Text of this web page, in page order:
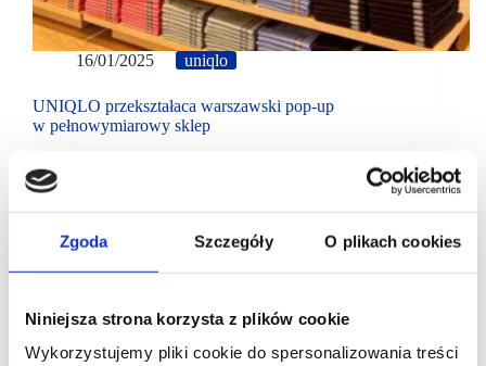
Zgoda Szczegóły O plikach cookies
Niniejsza strona korzysta z plików cookie
Wykorzystujemy pliki cookie do spersonalizowania treści
16/01/2025 uniqlo
UNIQLO przekształaca warszawski pop-up
w pełnowymiarowy sklep
pop-up w stałą, pełnowymiarową lokalizację. Sklep